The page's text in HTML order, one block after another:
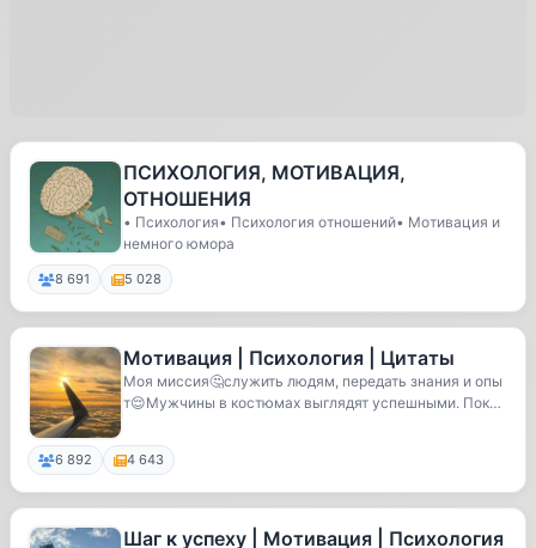
ПСИХОЛОГИЯ, МОТИВАЦИЯ,
ОТНОШЕНИЯ
• Психология• Психология отношений• Мотивация и
немного юмора
8 691 5 028
Мотивация | Психология | Цитаты
Моя миссия🤔служить людям, передать знания и опы
т😌Мужчины в костюмах выглядят успешными. Пока
6 892 4 643
Шаг к успеху | Мотивация | Психология